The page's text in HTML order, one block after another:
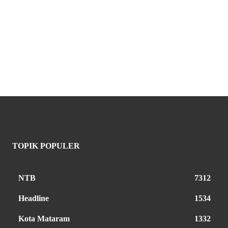
TOPIK POPULER
NTB 7312
Headline 1534
Kota Mataram 1332